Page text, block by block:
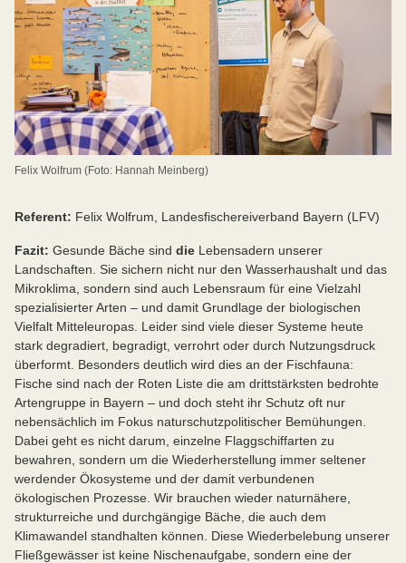
Management (Standardwerk, englisch)
Meßlinger (2025): Entdecke die Biber (Kinder-
Sachbuch, auch für interessierte Erwachsene)
Felix Wolfrum (Foto: Hannah Meinberg)
Referent: Felix Wolfrum, Landesfischereiverband Bayern (LFV)
Fazit: Gesunde Bäche sind die Lebensadern unserer
Landschaften. Sie sichern nicht nur den Wasserhaushalt und das
Mikroklima, sondern sind auch Lebensraum für eine Vielzahl
spezialisierter Arten – und damit Grundlage der biologischen
Vielfalt Mitteleuropas. Leider sind viele dieser Systeme heute
stark degradiert, begradigt, verrohrt oder durch Nutzungsdruck
überformt. Besonders deutlich wird dies an der Fischfauna:
Fische sind nach der Roten Liste die am drittstärksten bedrohte
Artengruppe in Bayern – und doch steht ihr Schutz oft nur
nebensächlich im Fokus naturschutzpolitischer Bemühungen.
Dabei geht es nicht darum, einzelne Flaggschiffarten zu
bewahren, sondern um die Wiederherstellung immer seltener
werdender Ökosysteme und der damit verbundenen
ökologischen Prozesse. Wir brauchen wieder naturnähere,
strukturreiche und durchgängige Bäche, die auch dem
Klimawandel standhalten können. Diese Wiederbelebung unserer
Fließgewässer ist keine Nischenaufgabe, sondern eine der